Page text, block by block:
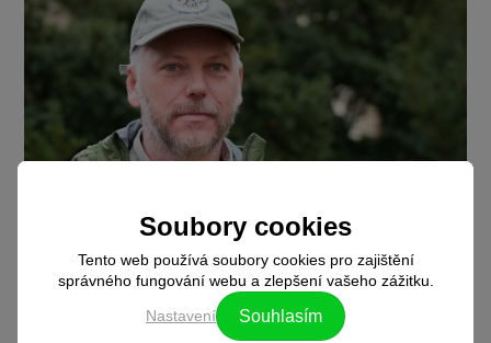
S bývalým ředitelem národního parku Malá Fatra
Soubory cookies
Tento web používá soubory cookies pro zajištění
správného fungování webu a zlepšení vašeho zážitku.
Nastavení Souhlasím